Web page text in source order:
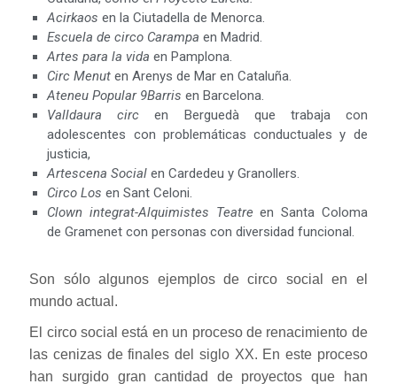
Acirkaos en la Ciutadella de Menorca.
Escuela de circo Carampa en Madrid.
Artes para la vida en Pamplona.
Circ Menut en Arenys de Mar en Cataluña.
Ateneu Popular 9Barris en Barcelona.
​​Valldaura circ en Berguedà que trabaja con
adolescentes con problemáticas conductuales y de
justicia,
Artescena Social en Cardedeu y Granollers.
Circo Los en Sant Celoni.
Clown integrat-Alquimistes Teatre en Santa Coloma
de Gramenet con personas con diversidad funcional.
Son sólo algunos ejemplos de circo social en el
mundo actual.
El circo social está en un proceso de renacimiento de
las cenizas de finales del siglo XX. En este proceso
han surgido gran cantidad de proyectos que han